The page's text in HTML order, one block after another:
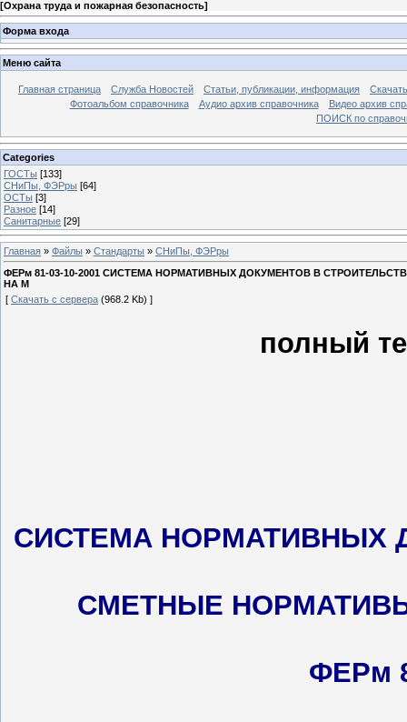
[Охрана труда и пожарная безопасность]
Форма входа
Меню сайта
Главная страница Служба Новостей Статьи, публикации, информация
Фотоальбом справочника
Аудио архив справочника
Видео архив
ПОИСК по
Categories
ГОСТы [133]
СНиПы, ФЭРры [64]
ОСТы [3]
Разное [14]
Санитарные [29]
Главная » Файлы » Стандарты » СНиПы, ФЭРры
ФЕРм 81-03-10-2001 СИСТЕМА НОРМАТИВНЫХ ДОКУМЕНТОВ В
НА М
[ Скачать с сервера (968.2 Kb) ]
полный
СИСТЕМА НОРМАТИВНЫХ
СМЕТНЫЕ
ФЕРм